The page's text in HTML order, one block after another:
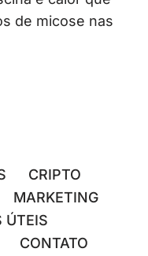
de micose nas
CRIPTO
MARKETING
ÚTEIS
CONTATO